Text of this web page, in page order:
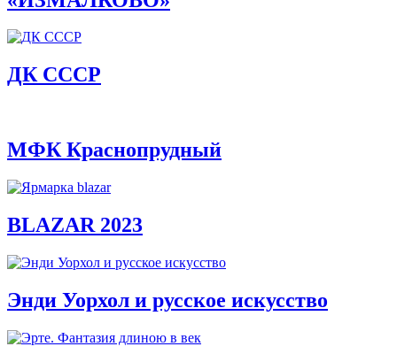
ДК СССР
МФК Краснопрудный
BLAZAR 2023
Энди Уорхол и русское искусство